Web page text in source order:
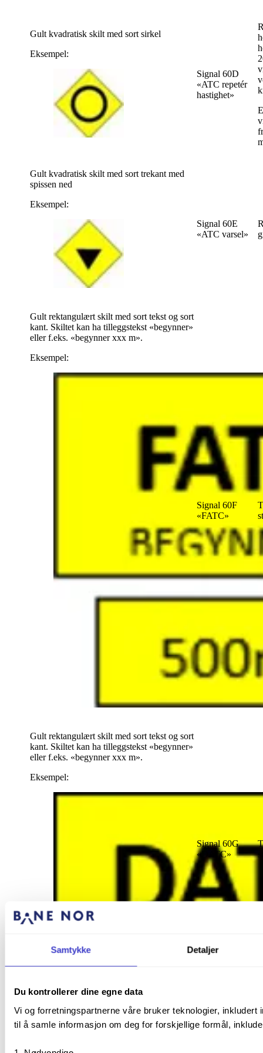
Samtykke Detaljer
Du kontrollerer dine egne data
Vi og forretningspartnerne våre bruker teknologier, inkludert
til å samle informasjon om deg for forskjellige formål,
Gult kvadratisk skilt med sort sirkel
Eksempel:
Signal 60D
«ATC repetér
hastighet»
Gult kvadratisk skilt med sort trekant med
spissen ned
Eksempel:
Signal 60E
«ATC varsel»
Gult rektangulært skilt med sort tekst og sort
kant. Skiltet kan ha tilleggstekst «begynner»
eller f.eks. «begynner xxx m».
Eksempel:
Signal 60F
«FATC»
Gult rektangulært skilt med sort tekst og sort
kant. Skiltet kan ha tilleggstekst «begynner»
eller f.eks. «begynner xxx m».
Eksempel:
Signal 60G
«DATC»
Grått rektangulært skilt med sort tekst, gul
kant og tre sorte streker på skrå
Eksempel: